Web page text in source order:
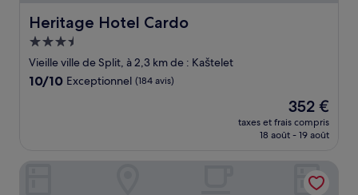
Heritage Hotel Cardo
Heritage Hotel Cardo
Hébergement
3.5 étoiles
Vieille ville de Split, à 2,3 km de : Kaštelet
10.0
10/10 Exceptionnel (184 avis)
Le
nouveau
prix
de
352 €
352 €
taxes et frais compris
18 août - 19 août